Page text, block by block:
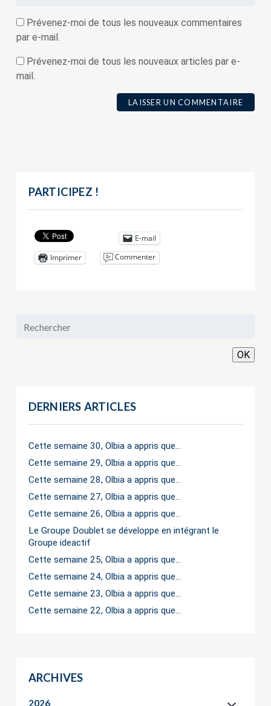
Prévenez-moi de tous les nouveaux commentaires
par e-mail.
Prévenez-moi de tous les nouveaux articles par e-
mail.
PARTICIPEZ !
E-mail
Imprimer
Commenter
OK
DERNIERS ARTICLES
Cette semaine 30, Olbia a appris que…
Cette semaine 29, Olbia a appris que…
Cette semaine 28, Olbia a appris que…
Cette semaine 27, Olbia a appris que…
Cette semaine 26, Olbia a appris que…
Le Groupe Doublet se développe en intégrant le
Groupe ideactif
Cette semaine 25, Olbia a appris que…
Cette semaine 24, Olbia a appris que…
Cette semaine 23, Olbia a appris que…
Cette semaine 22, Olbia a appris que…
ARCHIVES
2026